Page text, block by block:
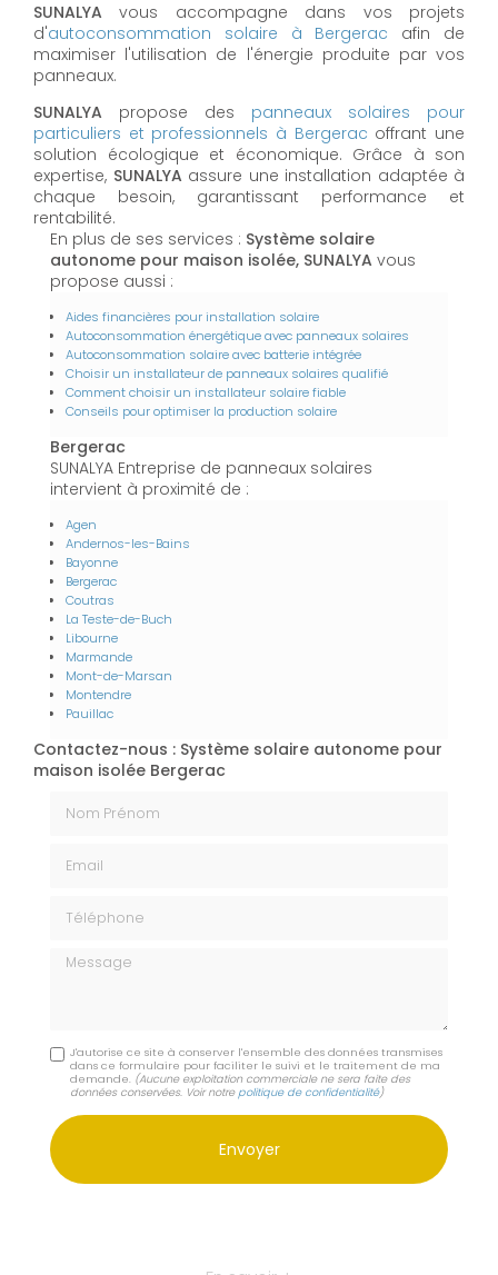
SUNALYA vous accompagne dans vos projets
d'autoconsommation solaire à Bergerac afin de
maximiser l'utilisation de l'énergie produite par vos
panneaux.
SUNALYA propose des panneaux solaires pour
particuliers et professionnels à Bergerac offrant une
solution écologique et économique. Grâce à son
expertise, SUNALYA assure une installation adaptée à
chaque besoin, garantissant performance et
rentabilité.
En plus de ses services : Système solaire
autonome pour maison isolée, SUNALYA vous
propose aussi :
Aides financières pour installation solaire
Autoconsommation énergétique avec panneaux solaires
Autoconsommation solaire avec batterie intégrée
Choisir un installateur de panneaux solaires qualifié
Comment choisir un installateur solaire fiable
Conseils pour optimiser la production solaire
Bergerac
SUNALYA Entreprise de panneaux solaires
intervient à proximité de :
Agen
Andernos-les-Bains
Bayonne
Bergerac
Coutras
La Teste-de-Buch
Libourne
Marmande
Mont-de-Marsan
Montendre
Pauillac
Contactez-nous : Système solaire autonome pour
maison isolée Bergerac
Message
J'autorise ce site à conserver l'ensemble des données transmises
dans ce formulaire pour faciliter le suivi et le traitement de ma
demande. (Aucune exploitation commerciale ne sera faite des
données conservées. Voir notre politique de confidentialité)